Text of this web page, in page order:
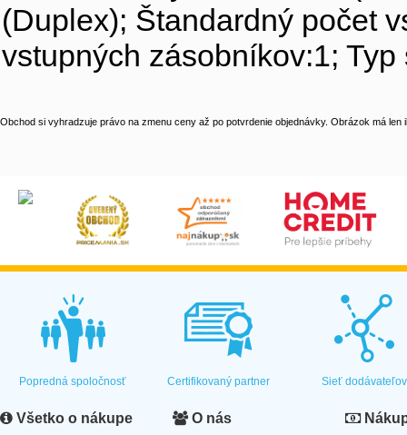
(Duplex); Štandardný počet
vstupných zásobníkov:1;
Obchod si vyhradzuje právo na zmenu ceny až po potvrdenie objednávky. Obrázok má len
Popredná spoločnosť Certifikovaný partner Sieť dodávateľov
Všetko o nákupe O nás